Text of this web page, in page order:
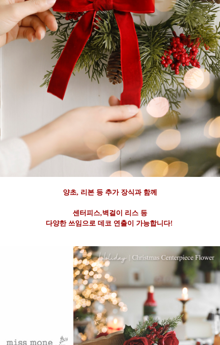
양초, 리본 등 추가 장식과 함께
센터피스,벽걸이 리스 등
다양한 쓰임으로 데코 연출이 가능합니다!